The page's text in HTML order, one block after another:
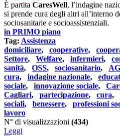
È partita CaresWell, l’indagine
si prende cura degli altri all’interno
sociosanitarie e socioassistenziali.
in PRIMO piano
Tag: Assistenza
domiciliare, cooperative,
Settore, Welfare, infermieri,
sanità, OSS, sociosanitario,
cura, indagine nazionale,
sociale, innovazione sociale,
Cagliari, partecipazione, cura,
sociali, benessere, professioni
lavoro
N° di visualizzazioni (434)
Leggi